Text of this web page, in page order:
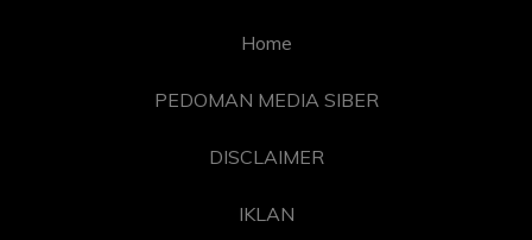
Home
PEDOMAN MEDIA SIBER
DISCLAIMER
IKLAN